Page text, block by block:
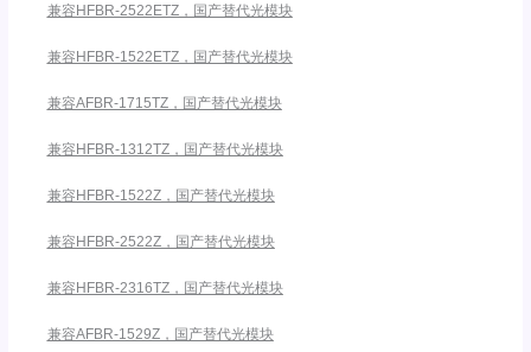
兼容HFBR-2522ETZ，国产替代光模块
兼容HFBR-1522ETZ，国产替代光模块
兼容AFBR-1715TZ，国产替代光模块
兼容HFBR-1312TZ，国产替代光模块
兼容HFBR-1522Z，国产替代光模块
兼容HFBR-2522Z，国产替代光模块
兼容HFBR-2316TZ，国产替代光模块
兼容AFBR-1529Z，国产替代光模块